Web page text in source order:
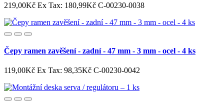
219,00Kč Ex Tax: 180,99Kč C-00230-0038
Čepy ramen zavěšení - zadní - 47 mm - 3 mm - ocel - 4 ks
119,00Kč Ex Tax: 98,35Kč C-00230-0042